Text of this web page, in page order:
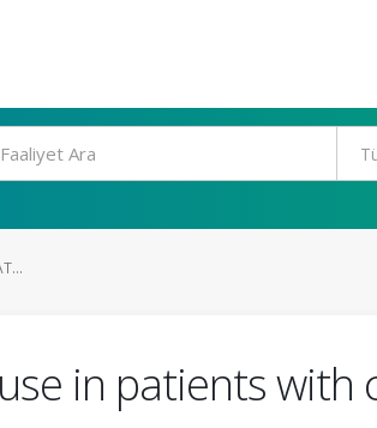
in patients with